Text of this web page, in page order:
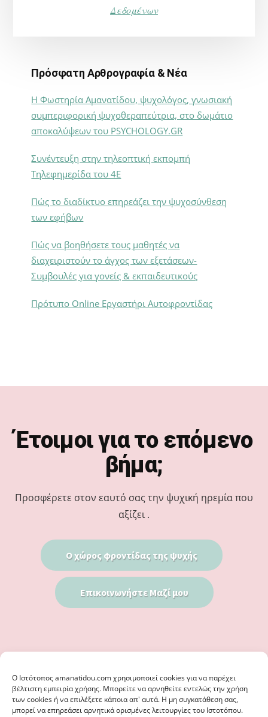
Ο Iστότοπος amanatidou.com χρησιμοποιεί cookies για να παρέχει
βέλτιστη εμπειρία χρήσης. Μπορείτε να αρνηθείτε εντελώς την χρήση
των cookies ή να επιλέξετε κάποια απ' αυτά. Η μη συγκατάθεση σας,
μπορεί να επηρεάσει αρνητικά ορισμένες λειτουργίες του Ιστοτόπου.
Δεδομένων
Πρόσφατη Αρθρογραφία & Νέα
Η Φωστηρία Αμανατίδου, ψυχολόγος, γνωσιακή
συμπεριφορική ψυχοθεραπεύτρια, στο δωμάτιο
αποκαλύψεων του PSYCHOLOGY.GR
Συνέντευξη στην τηλεοπτική εκπομπή
Τηλεφημερίδα του 4Ε
Πώς το διαδίκτυο επηρεάζει την ψυχοσύνθεση
των εφήβων
Πώς να βοηθήσετε τους μαθητές να
διαχειριστούν το άγχος των εξετάσεων-
Συμβουλές για γονείς & εκπαιδευτικούς
Πρότυπο Online Εργαστήρι Αυτοφροντίδας
Έτοιμοι για το επόμενο
βήμα;
Προσφέρετε στον εαυτό σας την ψυχική ηρεμία που
αξίζει .
Ο χώρος φροντίδας της ψυχής
Επικοινωνήστε Μαζί μου